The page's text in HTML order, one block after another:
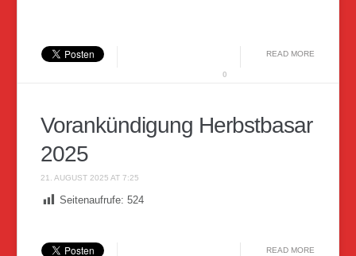
READ MORE
0
Vorankündigung Herbstbasar
2025
21. AUGUST 2025 AT 7:25
Seitenaufrufe: 524
READ MORE